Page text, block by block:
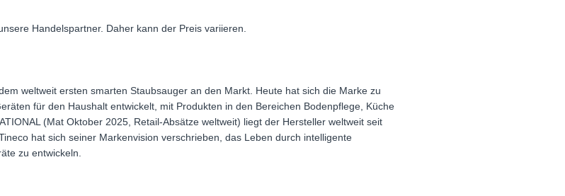
Handelspartner. Daher kann der Preis variieren.
weltweit ersten smarten Staubsauger an den Markt. Heute hat sich die Marke zu
für den Haushalt entwickelt, mit Produkten in den Bereichen Bodenpflege, Küche
(Mat Oktober 2025, Retail-Absätze weltweit) liegt der Hersteller weltweit seit
hat sich seiner Markenvision verschrieben, das Leben durch intelligente
zu entwickeln.